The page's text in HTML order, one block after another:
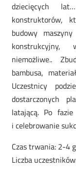
dziecięcych
konstruktorów,
budowy
niemożliwe..
bambusa,
Uczestnicy
dostarczonych
latającą. Po
i celebrowanie
Czas trwania: 2-4
Liczba